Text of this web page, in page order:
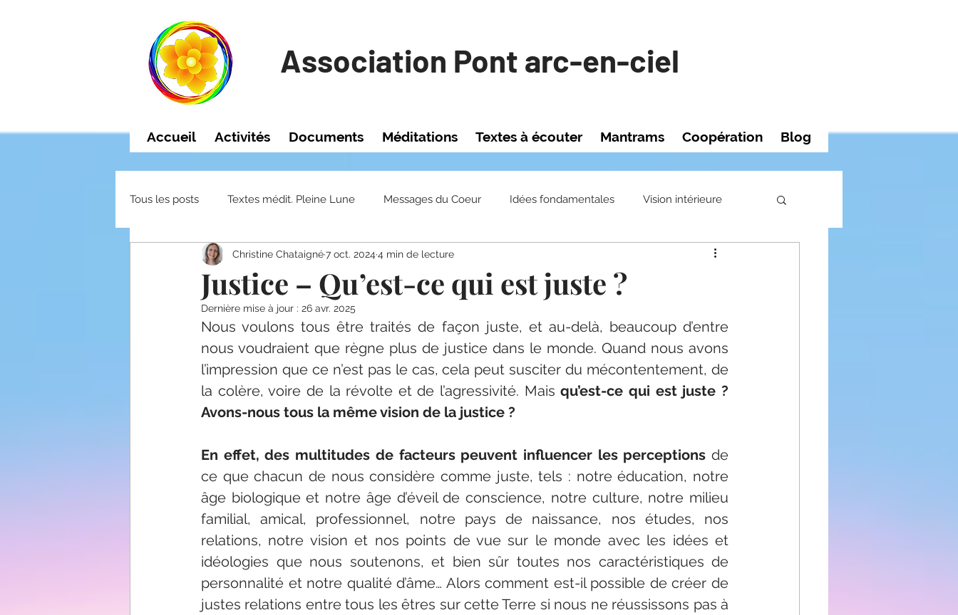
Association Pont arc-en-ciel
Accueil Activités Documents Méditations Textes à écouter Mantrams Coopération Blog
Tous les posts Textes médit. Pleine Lune Messages du Coeur Idées fondamentales Vision intérieure
Justice – Qu’est-ce qui est juste ?
Christine Chataigné7 oct. 2024 4 min de lecture
Dernière mise à jour : 26 avr. 2025
Nous voulons tous être traités de façon juste, et au-delà, beaucoup d’entre
nous voudraient que règne plus de justice dans le monde. Quand nous avons
l’impression que ce n’est pas le cas, cela peut susciter du mécontentement, de
la colère, voire de la révolte et de l’agressivité. Mais qu’est-ce qui est juste ?
Avons-nous tous la même vision de la justice ?
En effet, des multitudes de facteurs peuvent influencer les perceptions de
ce que chacun de nous considère comme juste, tels : notre éducation, notre
âge biologique et notre âge d’éveil de conscience, notre culture, notre milieu
familial, amical, professionnel, notre pays de naissance, nos études, nos
relations, notre vision et nos points de vue sur le monde avec les idées et
idéologies que nous soutenons, et bien sûr toutes nos caractéristiques de
personnalité et notre qualité d’âme… Alors comment est-il possible de créer de
justes relations entre tous les êtres sur cette Terre si nous ne réussissons pas à